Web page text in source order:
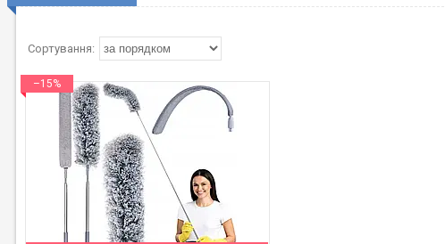
–15%